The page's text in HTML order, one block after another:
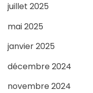
juillet 2025
mai 2025
janvier 2025
décembre 2024
novembre 2024